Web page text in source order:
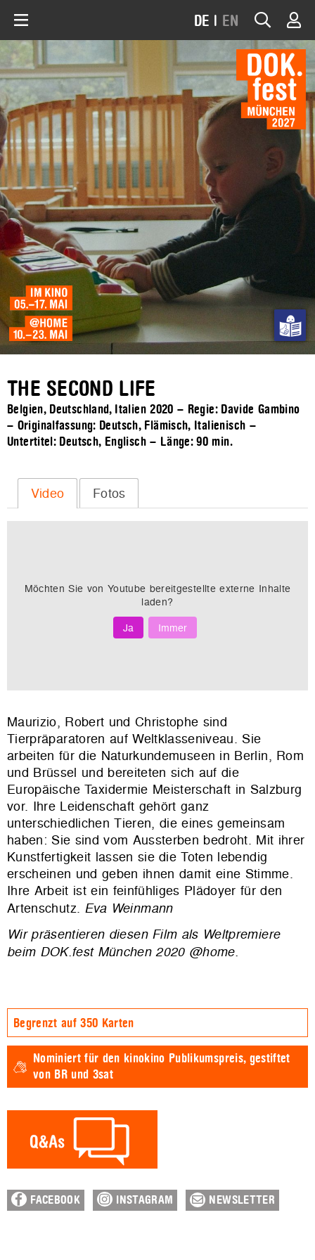
DE | EN
THE SECOND LIFE
Belgien, Deutschland, Italien 2020 – Regie: Davide Gambino
– Originalfassung: Deutsch, Flämisch, Italienisch –
Untertitel: Deutsch, Englisch – Länge:90 min.
Video Fotos
Möchten Sie von Youtube bereitgestellte externe Inhalte
laden?
Ja
Immer
Maurizio, Robert und Christophe sind
Tierpräparatoren auf Weltklasseniveau. Sie
arbeiten für die Naturkundemuseen in Berlin, Rom
und Brüssel und bereiteten sich auf die
Europäische Taxidermie Meisterschaft in Salzburg
vor. Ihre Leidenschaft gehört ganz
unterschiedlichen Tieren, die eines gemeinsam
haben: Sie sind vom Aussterben bedroht. Mit ihrer
Kunstfertigkeit lassen sie die Toten lebendig
erscheinen und geben ihnen damit eine Stimme.
Ihre Arbeit ist ein feinfühliges Plädoyer für den
Artenschutz. Eva Weinmann
Wir präsentieren diesen Film als Weltpremiere
beim DOK.fest München 2020 @home.
Begrenzt auf 350 Karten
Nominiert für den kinokino Publikumspreis, gestiftet
von BR und 3sat
FACEBOOK INSTAGRAM NEWSLETTER